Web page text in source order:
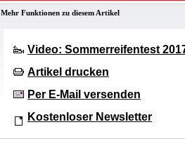
Mehr Funktionen zu diesem Artikel
Video: Sommerreifentest
Artikel drucken
Per E-Mail versenden
Kostenloser Newsletter